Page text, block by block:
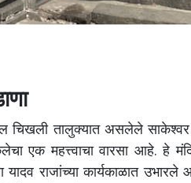
चिखली तालुक्यात असलेले साकेश्वर
एक महत्त्वाचा वारसा आहे. हे
यादव राजांच्या कार्यकाळात